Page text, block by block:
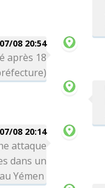
07/08 20:54
après 18
07/08 20:14
attaque
dans un
Yémen